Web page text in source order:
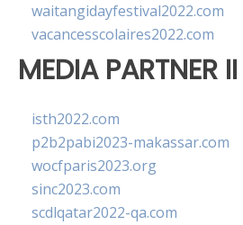
waitangidayfestival2022.com
vacancesscolaires2022.com
MEDIA PARTNER II
isth2022.com
p2b2pabi2023-makassar.com
wocfparis2023.org
sinc2023.com
scdlqatar2022-qa.com